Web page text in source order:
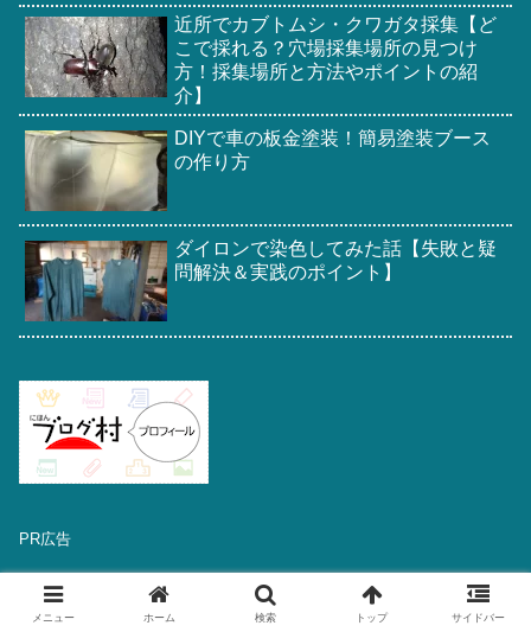
近所でカブトムシ・クワガタ採集【ど
こで採れる？穴場採集場所の見つけ
方！採集場所と方法やポイントの紹
介】
DIYで車の板金塗装！簡易塗装ブース
の作り方
ダイロンで染色してみた話【失敗と疑
問解決＆実践のポイント】
PR広告
メニュー ホーム 検索 トップ サイドバー